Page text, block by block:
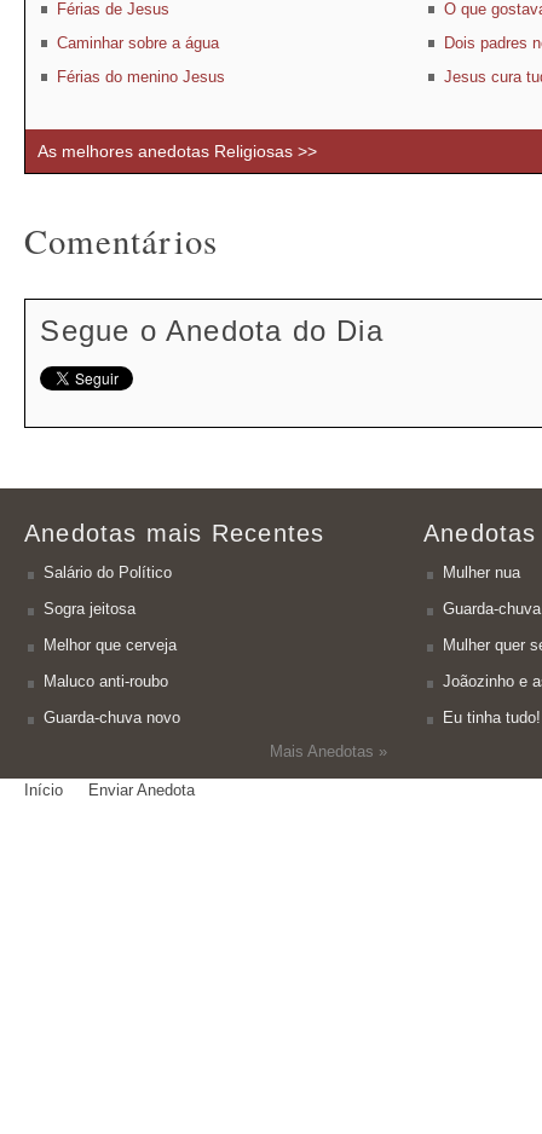
Férias de Jesus
Caminhar sobre a água
Férias do menino Jesus
O que
Dois padres
Jesus cura
As melhores anedotas Religiosas >>
Comentários
Segue o Anedota do Dia
Anedotas mais Recentes
Salário do Político
Sogra jeitosa
Melhor que cerveja
Maluco anti-roubo
Guarda-chuva novo
Mais Anedotas »
Mulher nua
Guarda-
Mulher quer
Joãozinho e
Eu tinha tudo!
Início Enviar Anedota